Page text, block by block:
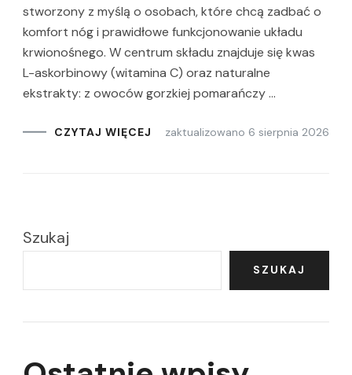
stworzony z myślą o osobach, które chcą zadbać o
komfort nóg i prawidłowe funkcjonowanie układu
krwionośnego. W centrum składu znajduje się kwas
L-askorbinowy (witamina C) oraz naturalne
ekstrakty: z owoców gorzkiej pomarańczy …
CZYTAJ WIĘCEJ zaktualizowano 6 sierpnia 2026
Szukaj
SZUKAJ